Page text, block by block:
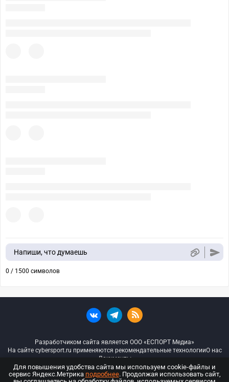
Напиши, что думаешь
0 / 1500 символов
Разработчиком сайта является ООО «ЕСПОРТ Медиа»
На сайте cybersport.ru применяются рекомендательные технологииО нас
Документы
© ООО «Киберспорт.ру» — Все права защищены
Для повышения удобства сайта мы используем cookie-файлы и
сервис Яндекс.Метрика подробнее. Продолжая использовать сайт,